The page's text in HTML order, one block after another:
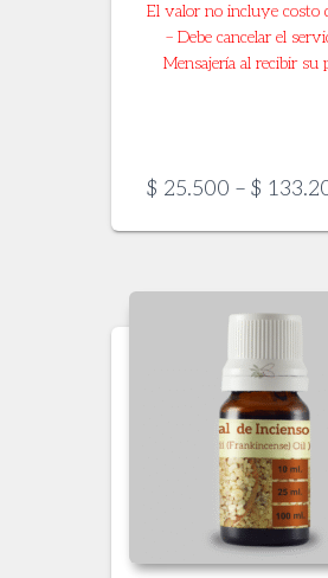
El valor no incluye costo
– Debe cancelar el
Mensajería al recibir su
$ 25.500 – $